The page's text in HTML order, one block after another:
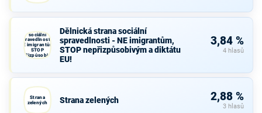
sociální
spravedlnosti -
NE imigrantům,
STOP
nepřizpůsobivým
a diktátu EU!
Dělnická strana sociální
spravedlnosti - NE imigrantům,
STOP nepřizpůsobivým a diktátu
EU!
3,84 %
4 hlasů
Strana
zelených
Strana zelených 2,88 %
3 hlasů